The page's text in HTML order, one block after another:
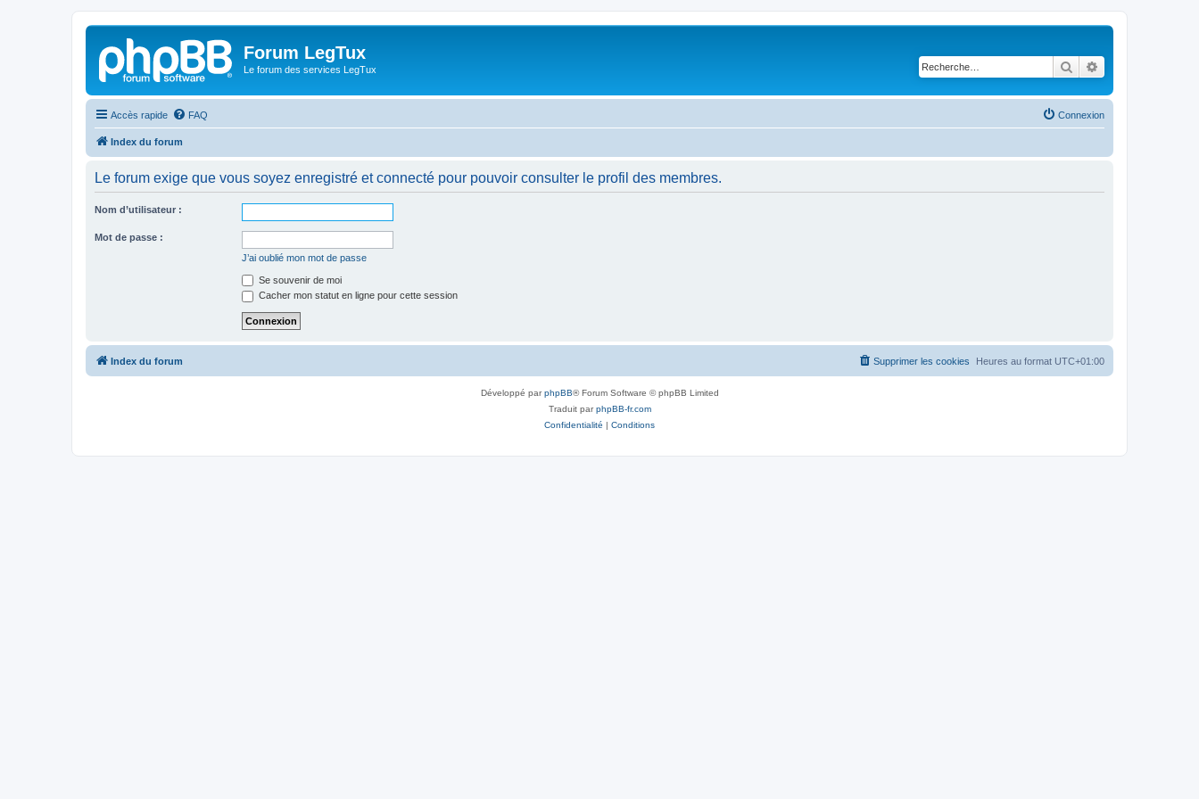
Forum LegTux
Le forum des services LegTux Rechercher
Accès rapide FAQ Connexion
Index du forum
Le forum exige que vous soyez enregistré et connecté pour pouvoir consulter le profil des membres.
Nom d’utilisateur :
Mot de passe :
J’ai oublié mon mot de passe
Se souvenir de moi
Cacher mon statut en ligne pour cette session
Index du forum Heures au format UTC+01:00
Supprimer les cookies
Développé parphpBB® Forum Software © phpBB Limited
Traduit parphpBB-fr.com
Confidentialité | Conditions